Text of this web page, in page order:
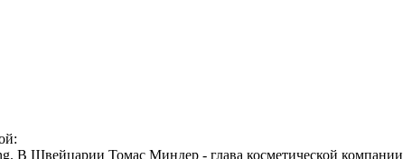
В Швейцарии Томас Миндер - глава косметической компании